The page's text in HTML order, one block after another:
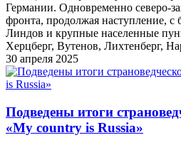
Германии. Одновременно северо-
фронта, продолжая наступление, с
Линдов и крупные населенные
Херцберг, Вутенов, Лихтенберг,
30 апреля 2025
Подведены итоги
«My country is Russia»